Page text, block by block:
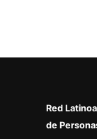
Red
de